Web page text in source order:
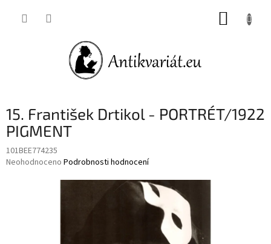
15. František Drtikol - PORTRÉT/1922
PIGMENT
101BEE774235
Průměrné
Neohodnoceno Podrobnosti hodnocení